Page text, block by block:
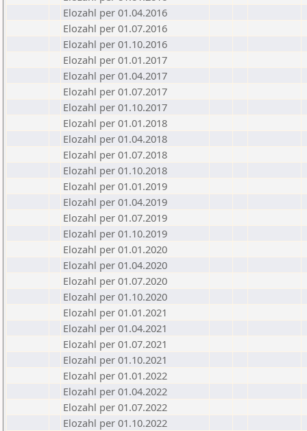
Elozahl per 01.04.2016
Elozahl per 01.07.2016
Elozahl per 01.10.2016
Elozahl per 01.01.2017
Elozahl per 01.04.2017
Elozahl per 01.07.2017
Elozahl per 01.10.2017
Elozahl per 01.01.2018
Elozahl per 01.04.2018
Elozahl per 01.07.2018
Elozahl per 01.10.2018
Elozahl per 01.01.2019
Elozahl per 01.04.2019
Elozahl per 01.07.2019
Elozahl per 01.10.2019
Elozahl per 01.01.2020
Elozahl per 01.04.2020
Elozahl per 01.07.2020
Elozahl per 01.10.2020
Elozahl per 01.01.2021
Elozahl per 01.04.2021
Elozahl per 01.07.2021
Elozahl per 01.10.2021
Elozahl per 01.01.2022
Elozahl per 01.04.2022
Elozahl per 01.07.2022
Elozahl per 01.10.2022